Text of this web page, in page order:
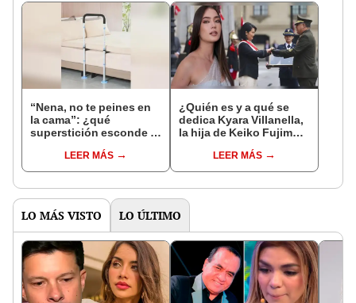
“Nena, no te peines en
la cama”: ¿qué
superstición esconde la
Enanitos Verdes?
LEER MÁS
¿Quién es y a qué se
dedica Kyara Villanella,
la hija de Keiko Fujimori
nivel nacional?
LEER MÁS
LO MÁS VISTO LO ÚLTIMO